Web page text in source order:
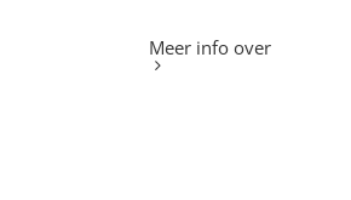
Meer info over